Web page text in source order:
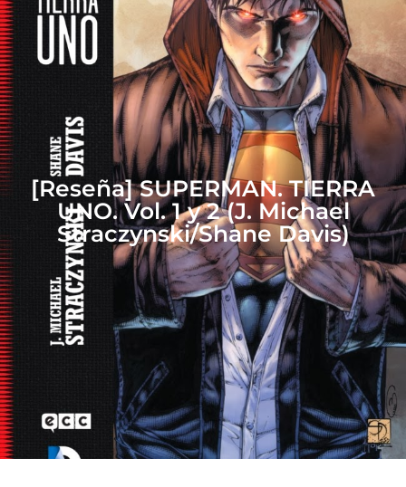
[Reseña] SUPERMAN. TIERRA
UNO. Vol. 1 y 2 (J. Michael
Straczynski/Shane Davis)